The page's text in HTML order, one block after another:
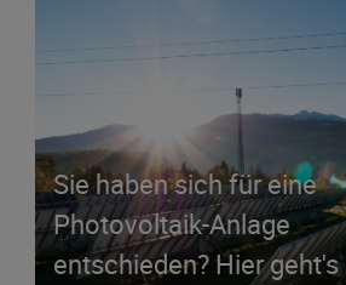
Sie haben sich für eine
Photovoltaik-Anlage
entschieden? Hier